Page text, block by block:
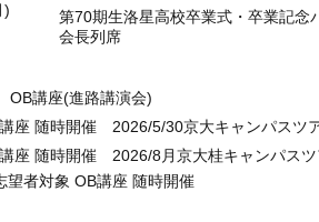
)
第70期生洛星高校卒業式・卒業記念
会長列席
講座(進路講演会)
座 随時開催 2026/5/30京大キャンパスツ
座 随時開催 2026/8月京大桂キャンパス
望者対象 OB講座 随時開催